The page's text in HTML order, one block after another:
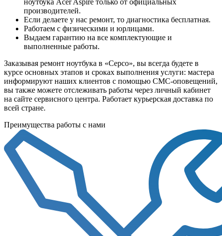
ноутбука Acer Aspire только от официальных
производителей.
Если делаете у нас ремонт, то диагностика бесплатная.
Работаем с физическими и юрлицами.
Выдаем гарантию на все комплектующие и
выполненные работы.
Заказывая ремонт ноутбука в «Серсо», вы всегда будете в
курсе основных этапов и сроках выполнения услуги: мастера
информируют наших клиентов с помощью СМС-оповещений,
вы также можете отслеживать работы через личный кабинет
на сайте сервисного центра. Работает курьерская доставка по
всей стране.
Преимущества работы с нами